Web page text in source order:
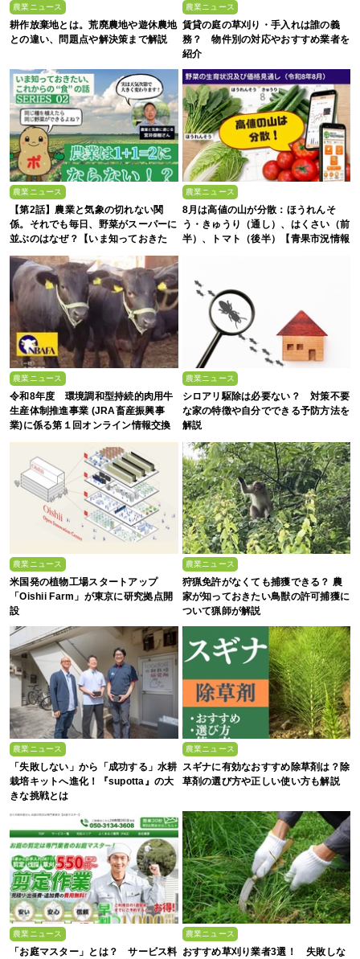
農業ニュース
耕作放棄地とは。荒廃農地や遊休農地
との違い、問題点や解決策まで解説
農業ニュース
賃貸の庭の草刈り・手入れは誰の義
務？ 物件別の対応やおすすめ業者を
紹介
農業ニュース
【第2話】農業と気象の切れない関
係。それでも毎日、野菜がスーパーに
並ぶのはなぜ？【いま知っておきた
い、これからの”食”の話】
農業ニュース
8月は高値の山が分散：ほうれんそ
う・きゅうり（通し）、はくさい（前
半）、トマト（後半）【青果市況情報
農業ニュース
令和8年度 環境調和型持続的肉用牛
生産体制推進事業 (JRA畜産振興事
業)に係る第１回オンライン情報交換
農業ニュース
シロアリ駆除は必要ない？ 対策不要
な家の特徴や自分でできる予防方法を
解説
農業ニュース
米国発の植物工場スタートアップ
「Oishii Farm」が東京に研究拠点開
設
農業ニュース
狩猟免許がなくても捕獲できる？ 農
家が知っておきたい鳥獣の許可捕獲に
ついて猟師が解説
農業ニュース
「失敗しない」から「成功する」水耕
栽培キットへ進化！『supotta』の大
きな挑戦とは
農業ニュース
スギナに有効なおすすめ除草剤は？除
草剤の選び方や正しい使い方も解説
農業ニュース
「お庭マスター」とは？ サービス料
農業ニュース
おすすめ草刈り業者3選！ 失敗しな